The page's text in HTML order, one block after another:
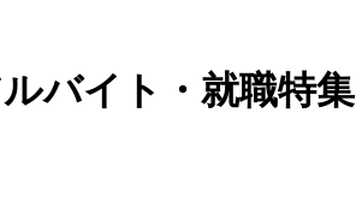
バイト・就職特集